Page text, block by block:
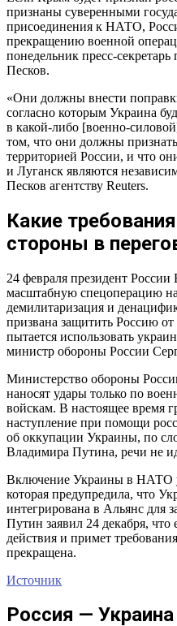
признаны суверенными
присоединения к НАТО,
прекращению военной
понедельник пресс-
Песков.
«Они должны внести
согласно которым Украина
в какой-либо [военно-
том, что они должны
территорией России, и что
и Луганск являются
Песков агентству Reuters.
Какие
стороны в
24 февраля президент
масштабную спецоперацию
демилитаризация и
призвана защитить Россию от
пытается использовать
министр обороны России
Министерство обороны
наносят удары только по
войскам. В настоящее
наступление при помощи
об оккупации Украины, по
Владимира Путина, речи не
Включение Украины в НАТО
которая предупредила, что
интегрирована в Альянс для
Путин заявил 24 декабря,
действия и примет
прекращена.
Источник
Россия —